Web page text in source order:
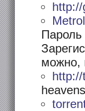
Пароль
можно,